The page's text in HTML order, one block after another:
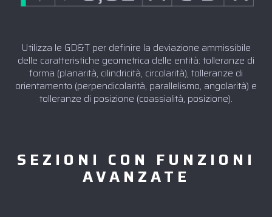
Utilizza le GD&T per definire la deviazione ammissibile
delle caratteristiche geometrica delle entità: tolleranze di
forma (planarità, cilindricità, circolarità), tolleranze di
orientamento (perpendicolarità, parallelismo, angolarità) e
tolleranze di posizione (coassialità, posizione).
SEZIONI CON FUNZIONI
AVANZATE